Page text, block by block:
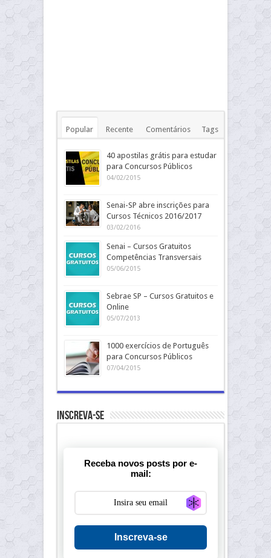
Popular Recente Comentários Tags
40 apostilas grátis para estudar
para Concursos Públicos
04/02/2015
Senai-SP abre inscrições para
Cursos Técnicos 2016/2017
03/02/2016
Senai – Cursos Gratuitos
Competências Transversais
05/06/2015
Sebrae SP – Cursos Gratuitos e
Online
05/07/2013
1000 exercícios de Português
para Concursos Públicos
07/04/2015
Inscreva-se
Receba novos posts por e-
mail:
Inscreva-se